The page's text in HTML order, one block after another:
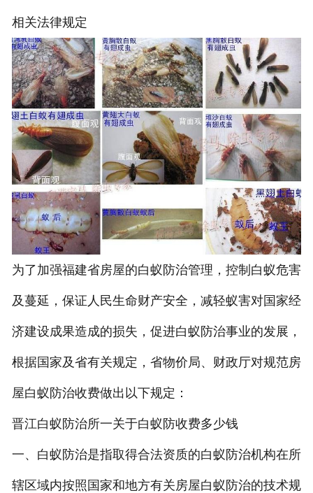
相关法律规定
为了加强福建省房屋的白蚁防治管理，控制白蚁危害
及蔓延，保证人民生命财产安全，减轻蚁害对国家经
济建设成果造成的损失，促进白蚁防治事业的发展，
根据国家及省有关规定，省物价局、财政厅对规范房
屋白蚁防治收费做出以下规定：
晋江白蚁防治所一关于白蚁防收费多少钱
一、白蚁防治是指取得合法资质的白蚁防治机构在所
辖区域内按照国家和地方有关房屋白蚁防治的技术规